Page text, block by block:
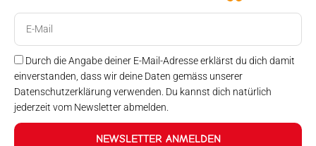
Durch die Angabe deiner E-Mail-Adresse erklärst du dich damit
einverstanden, dass wir deine Daten gemäss unserer
Datenschutzerklärung verwenden. Du kannst dich natürlich
jederzeit vom Newsletter abmelden.
NEWSLETTER ANMELDEN